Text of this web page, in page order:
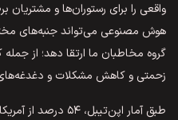
واقعی را برای رستوران‌ها و
هوش مصنوعی می‌تواند جنبه‌های
گروه مخاطبان ما ارتقا دهد؛ از
زحمتی و کاهش مشکلات و دغدغه‌های
طبق آمار اپن‌تیبل،